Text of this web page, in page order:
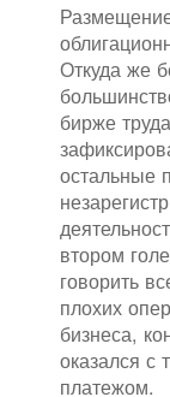
Откуда же
бирже
остальные
втором
говорить
плохих
бизнеса,
оказался с
платежом.